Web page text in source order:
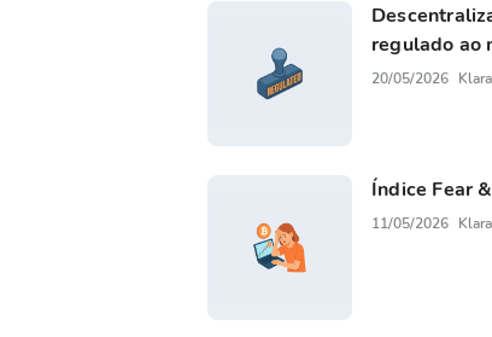
regulado ao
20/05/2026
Índice Fear
11/05/2026